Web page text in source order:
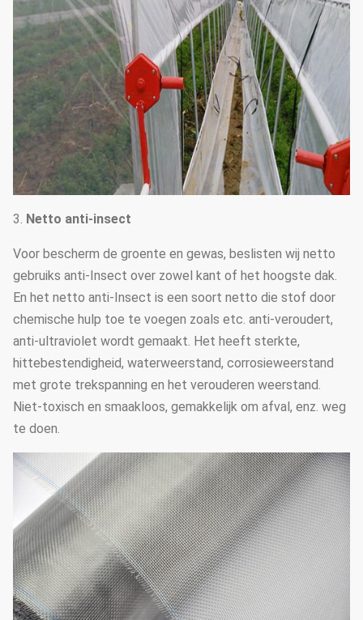
3. Netto anti-insect
Voor bescherm de groente en gewas, beslisten wij netto
gebruiks anti-Insect over zowel kant of het hoogste dak.
En het netto anti-Insect is een soort netto die stof door
chemische hulp toe te voegen zoals etc. anti-veroudert,
anti-ultraviolet wordt gemaakt. Het heeft sterkte,
hittebestendigheid, waterweerstand, corrosieweerstand
met grote trekspanning en het verouderen weerstand.
Niet-toxisch en smaakloos, gemakkelijk om afval, enz. weg
te doen.